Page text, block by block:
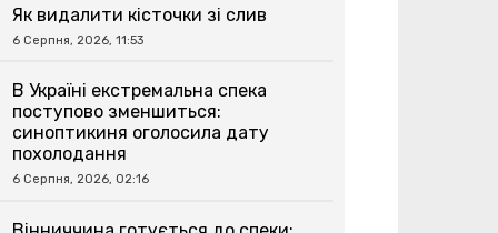
Як видалити кісточки зі слив
6 Серпня, 2026, 11:53
В Україні екстремальна спека
поступово зменшиться:
синоптикиня оголосила дату
похолодання
6 Серпня, 2026, 02:16